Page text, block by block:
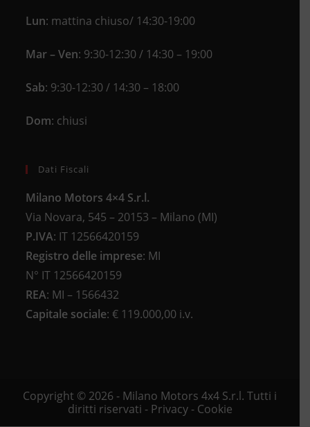
Lun: mattina chiuso/ 14:30-19:00
Mar – Ven: 9:30-12:30 / 14:30 – 19:00
Sab: 9:30-12:30 / 14:30 – 18:00
Dom: chiusi
Dati Fiscali
Milano Motors 4×4 S.r.l.
Via Novara, 545 – 20153 – Milano (MI)
P.IVA: IT 12566420159
Registro delle imprese: MI
N° IT 12566420159
REA: MI – 1566432
Capitale sociale: € 119.000,00 i.v.
Copyright © 2026 - Milano Motors 4x4 S.r.l. Tutti i
diritti riservati - Privacy- Cookie